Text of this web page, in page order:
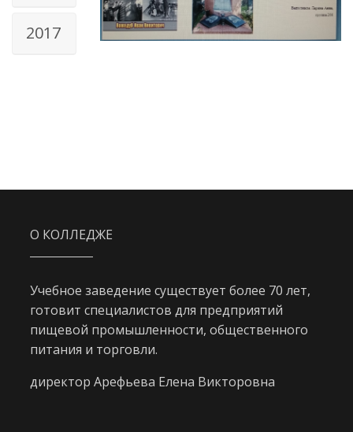
2017
О КОЛЛЕДЖЕ
Учебное заведение существует более 70 лет,
готовит специалистов для предприятий
пищевой промышленности, общественного
питания и торговли.
директор Арефьева Елена Викторовна